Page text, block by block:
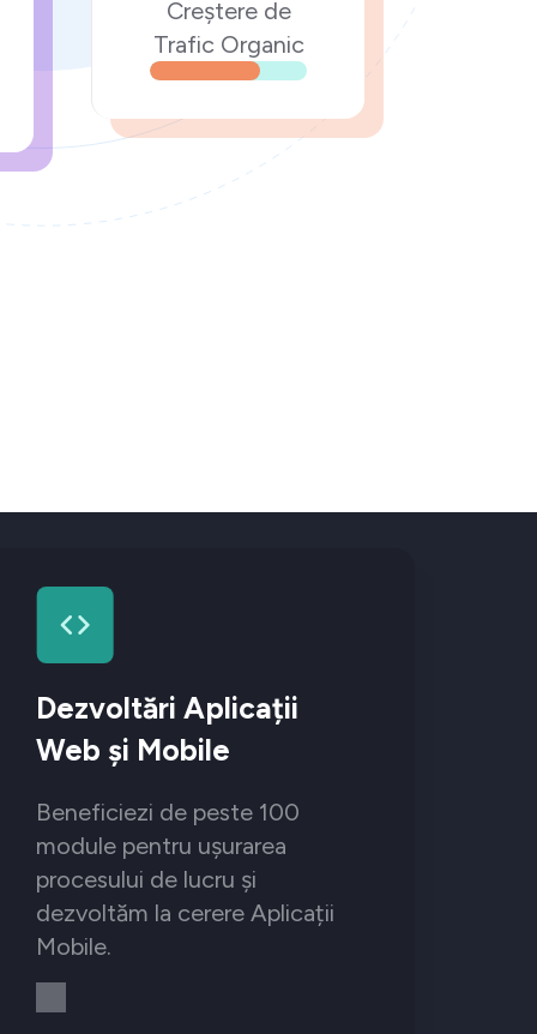
Creștere de
Trafic Organic
Dezvoltări Aplicații
Web și Mobile
Beneficiezi de peste 100
module pentru ușurarea
procesului de lucru și
dezvoltăm la cerere Aplicații
Mobile.